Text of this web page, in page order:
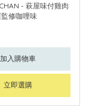
- 萩屋味付雞肉
修咖哩味
加入購物車
立即選購